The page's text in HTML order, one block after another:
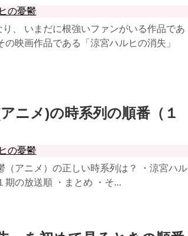
の憂鬱
、 いまだに根強いファンがいる作品であ
映画作品である「涼宮ハルヒの消失」
ニメ)の時系列の順番（１
の憂鬱
（アニメ）の正しい時系列は？ ・涼宮ハル
期の放送順 ・まとめ ・そ...